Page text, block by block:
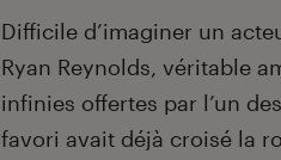
Introduction
Difficile d’imaginer un
Ryan Reynolds, véritable
infinies offertes par l’un
favori avait déjà croisé la